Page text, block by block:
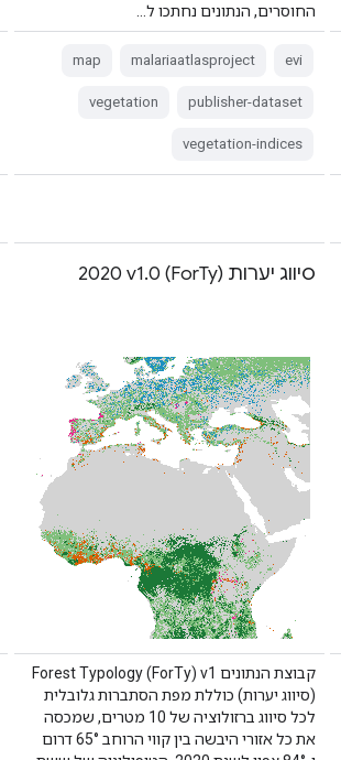
החוסרים, הנתונים נחתכו ל…
evi
malariaatlasproject
map
publisher-dataset
vegetation
vegetation-indices
סיווג יערות (ForTy) 2020 v1.0
קבוצת הנתונים Forest Typology (ForTy) v1
(סיווג יערות) כוללת מפת הסתברות גלובלית
לכל סיווג ברזולוציה של 10 מטרים, שמכסה
את כל אזורי היבשה בין קווי הרוחב 65° דרום